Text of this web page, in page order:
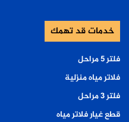
خدمات قد تهمك
فلتر ٥ مراحل
فلاتر مياه منزلية
فلتر ٣ مراحل
قطع غيار فلاتر مياه